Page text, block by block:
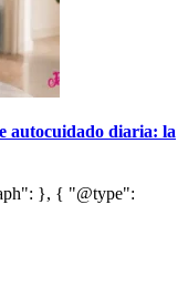
autocuidado diaria: la
}, { "@type":